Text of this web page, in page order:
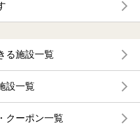
る施設一覧
設一覧
クーポン一覧